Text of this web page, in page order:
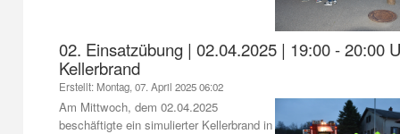
02. Einsatzübung | 02.04.2025 | 19:00 - 20:00
Kellerbrand
Erstellt: Montag, 07. April 2025 06:02
Am Mittwoch, dem 02.04.2025
beschäftigte ein simulierter Kellerbrand in